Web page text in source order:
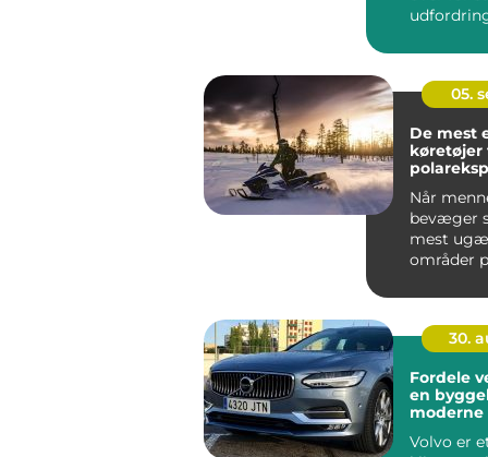
trængs...
05.
De mest
køretøjer
Når
bevæger
mest
områder
30.
Fordele
en
Volvo er